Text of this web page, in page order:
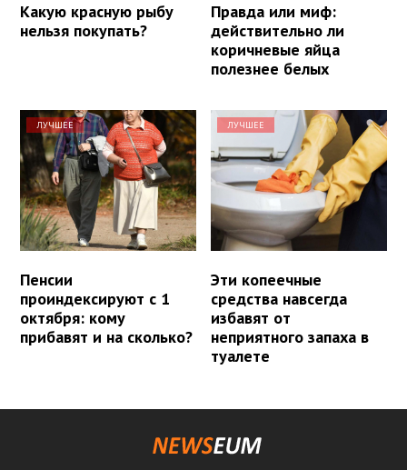
Какую красную рыбу
нельзя покупать?
Правда или миф:
действительно ли
коричневые яйца
полезнее белых
ЛУЧШЕЕ
Пенсии
проиндексируют с 1
октября: кому
прибавят и на сколько?
ЛУЧШЕЕ
Эти копеечные
средства навсегда
избавят от
неприятного запаха в
туалете